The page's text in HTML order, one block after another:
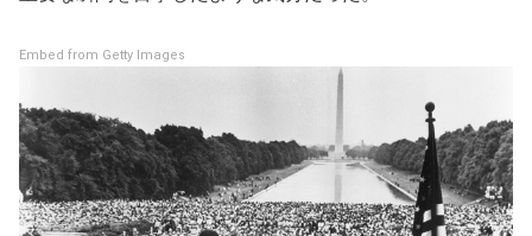
Embed from Getty Images